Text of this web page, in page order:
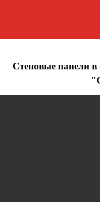
Стеновые панели в